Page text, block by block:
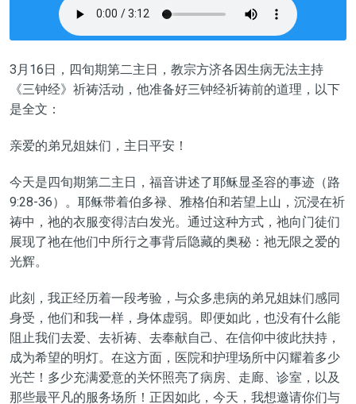
3月 16日， 四旬期第二主日，教宗方济各因生病无法主持
《三钟经》祈祷活动，他准备好三钟经祈祷前的道理， 以下
是全文 ：
亲爱的弟兄姐妹们， 主日平安！
今天是四旬期第二主日，福音讲述了耶稣显圣容的事迹（路
9:28-36）。耶稣带着伯多禄、 雅格伯和若望上山 ，沉浸在祈
祷中， 祂的衣服变得洁白发光。通过这种方式，祂向门徒们
展现了祂在他们中所行之事背后隐藏的奥秘：祂无限之爱的
光辉。
此刻，我正经历着一段考验，与众多患病的弟兄姐妹们感同
身受，他们和我一样，身体虚弱。即便如此， 也没有什么能
阻止我们去爱、去祈祷、去奉献自己、在信仰中彼此扶持，
成为希望的明灯。在这方面，医院和护理场所中闪耀着多少
光芒！多少充满爱意的关怀照亮了病房、走廊、诊室 ，以及
那些最平凡的服务场所！ 正因如此，今天 ， 我想邀请你们与